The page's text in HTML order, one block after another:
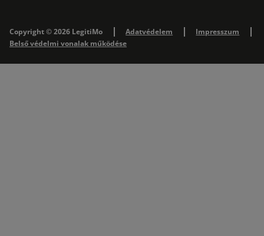
Copyright © 2026 LegitiMo Adatvédelem
Impresszum
Belső védelmi vonalak működése